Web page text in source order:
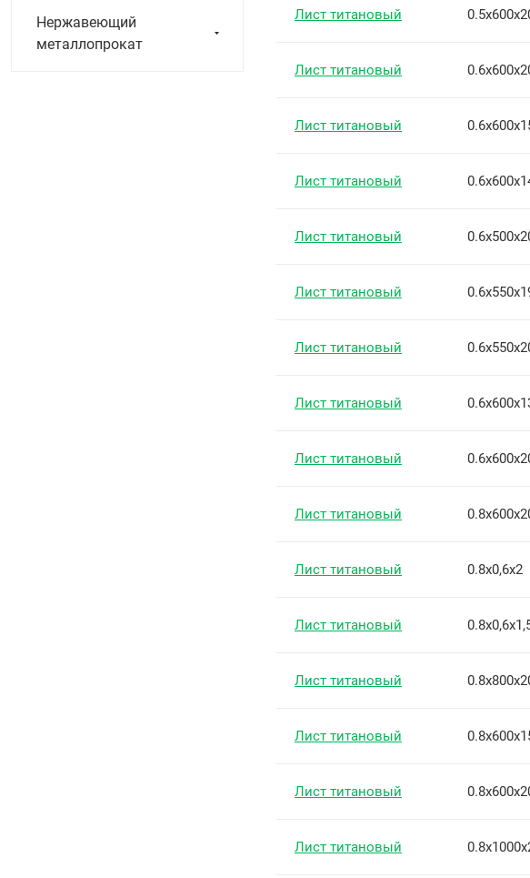
Нержавеющий
металлопрокат
Лист титановый
Лист титановый
Лист титановый
Лист титановый
Лист титановый
Лист титановый
Лист титановый
Лист титановый
Лист титановый
Лист титановый
Лист титановый 0.8х0,6х2
Лист титановый
Лист титановый
Лист титановый
Лист титановый
Лист титановый